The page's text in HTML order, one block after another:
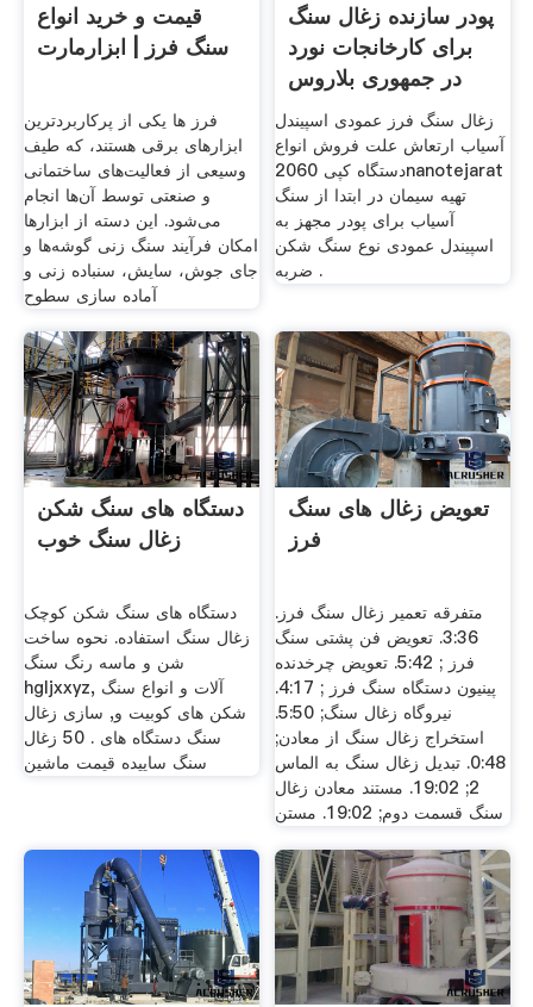
قیمت و خرید انواع
سنگ فرز | ابزارمارت
فرز‌ ها یکی از پرکاربردترین
ابزار‌های برقی هستند، که طیف
وسیعی از فعالیت‌های ساختمانی
و صنعتی توسط آن‌ها انجام
می‌شود. این دسته از ابزارها
امکان فرآیند سنگ زنی گوشه‌ها و
جای جوش، سایش، سنباده زنی و
آماده سازی سطوح
پودر سازنده زغال سنگ
برای کارخانجات نورد
در جمهوری بلاروس
زغال سنگ فرز عمودی اسپیندل
آسیاب ارتعاش علت فروش انواع
دستگاه کپی 2060nanotejarat
تهیه سیمان در ابتدا از سنگ
آسیاب برای پودر مجهز به
اسپیندل عمودی نوع سنگ شکن
ضربه .
دستگاه های سنگ شکن
زغال سنگ خوب
دستگاه های سنگ شکن کوچک
زغال سنگ استفاده. نحوه ساخت
شن و ماسه رنگ سنگ
hgljxxyz, آلات و انواع سنگ
شکن های کوبیت و, سازی زغال
سنگ دستگاه های . 50 زغال
سنگ ساییده قیمت ماشین
تعویض زغال های سنگ
فرز
متفرقه تعمیر زغال سنگ فرز.
3:36. تعویض فن پشتی سنگ
فرز ; 5:42. تعویض چرخدنده
پینیون دستگاه سنگ فرز ; 4:17.
نیروگاه زغال سنگ; 5:50.
استخراج زغال سنگ از معادن;
0:48. تبدیل زغال سنگ به الماس
2; 19:02. مستند معادن زغال
سنگ قسمت دوم; 19:02. مستن